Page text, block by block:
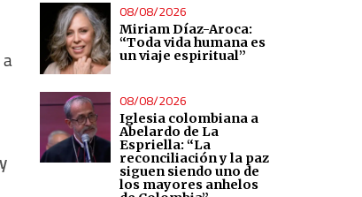
08/08/2026
Miriam Díaz-Aroca:
“Toda vida humana es
un viaje espiritual”
08/08/2026
Iglesia colombiana a
Abelardo de La
Espriella: “La
reconciliación y la paz
siguen siendo uno de
los mayores anhelos